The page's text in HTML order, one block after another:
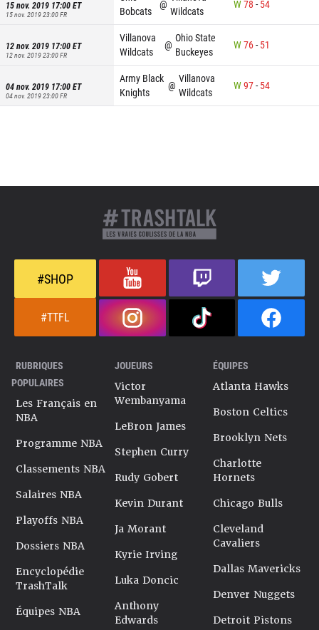
15 nov. 2019 17:00ET
15 nov. 2019 23:00FR
Bobcats
@
Wildcats
W78 - 54
12 nov. 2019 17:00ET
12 nov. 2019 23:00FR
Villanova
Wildcats
@
Ohio State
Buckeyes
W76- 51
04 nov. 2019 17:00ET
04 nov. 2019 23:00FR
Army Black
Knights
@
Villanova
Wildcats
W97- 54
#SHOP
#TTFL
RUBRIQUES
POPULAIRES
Les Français en
NBA
Programme NBA
Classements NBA
Salaires NBA
Playoffs NBA
Dossiers NBA
Encyclopédie
TrashTalk
Équipes NBA
JOUEURS
Victor
Wembanyama
LeBron James
Stephen Curry
Rudy Gobert
Kevin Durant
Ja Morant
Kyrie Irving
Luka Doncic
Anthony
Edwards
ÉQUIPES
Atlanta Hawks
Boston Celtics
Brooklyn Nets
Charlotte
Hornets
Chicago Bulls
Cleveland
Cavaliers
Dallas Mavericks
Denver Nuggets
Detroit Pistons